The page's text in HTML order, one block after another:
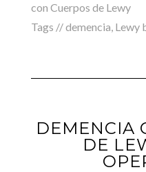
con Cuerpos de Lewy
Tags //demencia, Lewy
DEMENCIA
DE